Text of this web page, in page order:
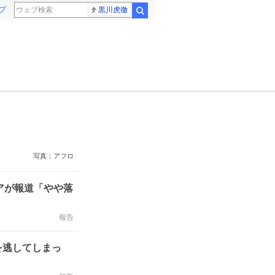
黒川虎徹
写真：アフロ
報道「やや落
報告
してしまっ